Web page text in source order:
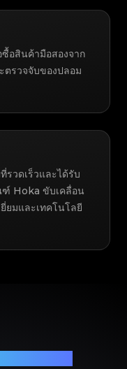
อสินค้ามือสองจาก
ตรวจจับของปลอม
วดเร็วและได้รับ
ฑ์ Hoka ขับเคลื่อน
ยมและเทคโนโลยี